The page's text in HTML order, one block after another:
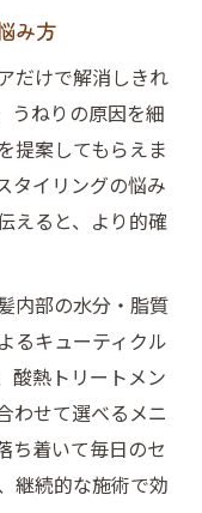
み方
だけで解消しきれ
うねりの原因を細
提案してもらえま
タイリングの悩み
えると、より的確
内部の水分・脂質
るキューティクル
酸熱トリートメン
わせて選べるメニ
ち着いて毎日のセ
継続的な施術で効